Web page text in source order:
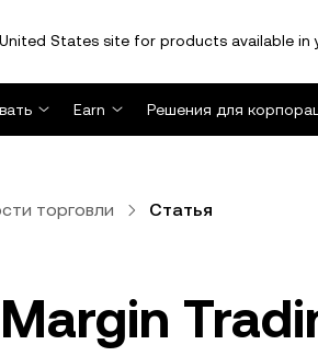
States site for products available in
Earn Решения для
торговли Статья